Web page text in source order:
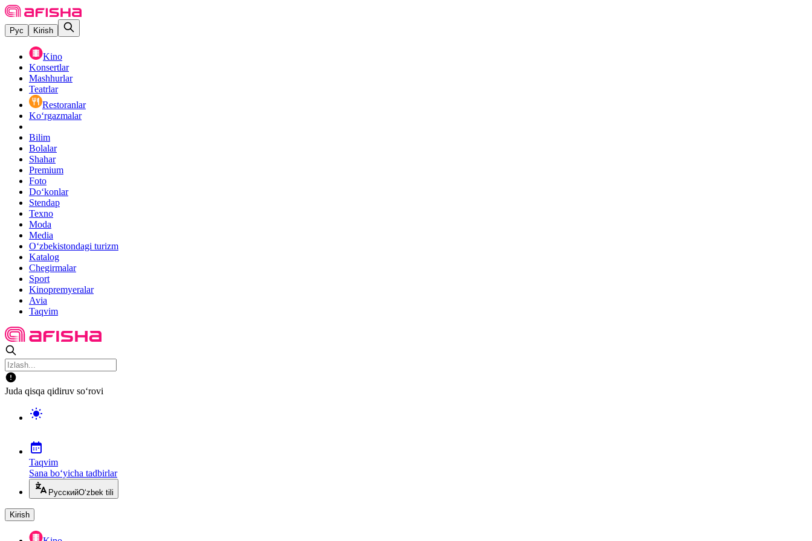
Рус Kirish
Kino
Konsertlar
Mashhurlar
Teatrlar
Restoranlar
Ko‘rgazmalar
Bilim
Bolalar
Shahar
Premium
Foto
Do‘konlar
Stendap
Texno
Moda
Media
O‘zbekistondagi turizm
Katalog
Chegirmalar
Sport
Kinopremyeralar
Avia
Taqvim
Juda qisqa qidiruv so‘rovi
Taqvim
Sana bo‘yicha tadbirlar
РусскийO‘zbek tili
Kirish